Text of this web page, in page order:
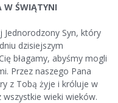
W ŚWIĄTYNI
Syn, który
dzisiejszym
błagamy, abyśmy mogli
Przez naszego Pana
z Tobą żyje i króluje w
wieki wieków.